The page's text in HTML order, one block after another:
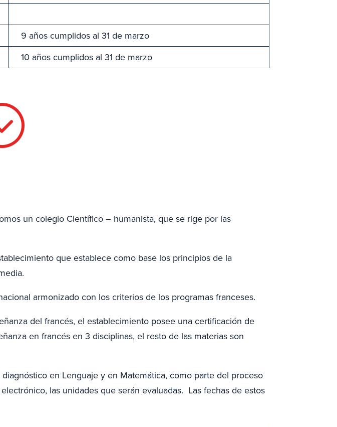
9 años cumplidos al 31 de marzo
10 años cumplidos al 31 de marzo
un colegio Científico – humanista, que se rige por las
que establece como base los principios de la
armonizado con los criterios de los programas franceses.
del francés, el establecimiento posee una certificación de
en francés en 3 disciplinas, el resto de las materias son
en Lenguaje y en Matemática, como parte del proceso
las unidades que serán evaluadas. Las fechas de estos